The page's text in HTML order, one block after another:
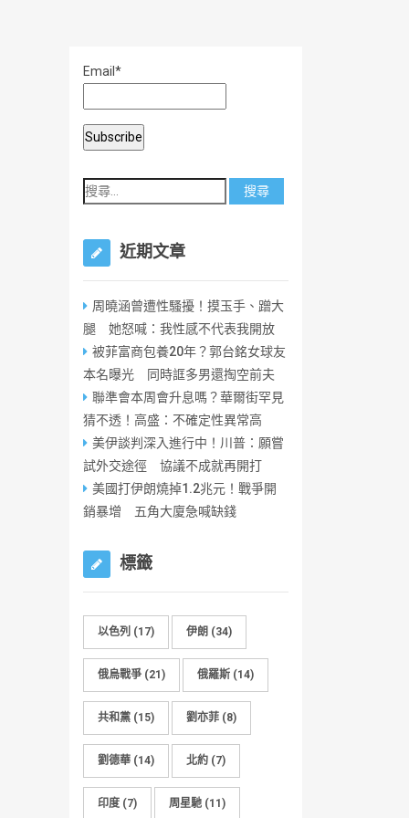
Email*
近期文章
周曉涵曾遭性騷擾！摸玉手、蹭大
腿 她怒喊：我性感不代表我開放
被菲富商包養20年？郭台銘女球友
本名曝光 同時誆多男還掏空前夫
聯準會本周會升息嗎？華爾街罕見
猜不透！高盛：不確定性異常高
美伊談判深入進行中！川普：願嘗
試外交途徑 協議不成就再開打
美國打伊朗燒掉1.2兆元！戰爭開
銷暴增 五角大廈急喊缺錢
標籤
以色列 (17) 伊朗 (34)
俄烏戰爭 (21) 俄羅斯 (14)
共和黨 (15) 劉亦菲 (8)
劉德華 (14) 北約 (7)
印度 (7) 周星馳 (11)